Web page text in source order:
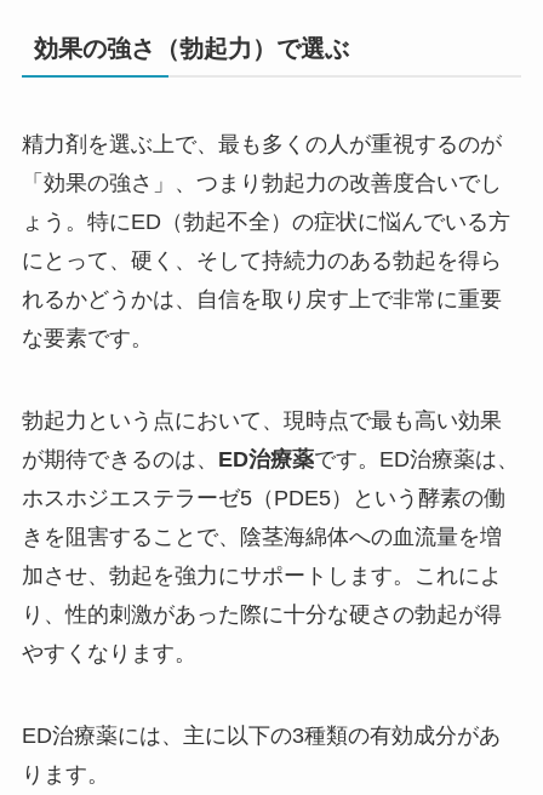
効果の強さ（勃起力）で選ぶ
精力剤を選ぶ上で、最も多くの人が重視するのが
「効果の強さ」、つまり勃起力の改善度合いでし
ょう。特にED（勃起不全）の症状に悩んでいる方
にとって、硬く、そして持続力のある勃起を得ら
れるかどうかは、自信を取り戻す上で非常に重要
な要素です。
勃起力という点において、現時点で最も高い効果
が期待できるのは、 ED治療薬です。ED治療薬は、
ホスホジエステラーゼ5（PDE5）という酵素の働
きを阻害することで、陰茎海綿体への血流量を増
加させ、勃起を強力にサポートします。これによ
り、性的刺激があった際に十分な硬さの勃起が得
やすくなります。
ED治療薬には、主に以下の3種類の有効成分があ
ります。